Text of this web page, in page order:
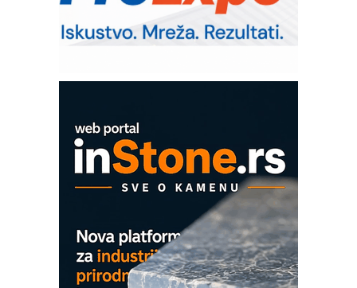
RMQ-TITAN ADVANCED INDICATOR
– Pametna signalizacija za efikasnije
upravljanje mašinama
EVOKS Maintenance Management
ROSA i SCHUNK podižu proizvodnju
na viši nivo
Detekcija različitih oblika
MAREX - Lim i mašine za savremena